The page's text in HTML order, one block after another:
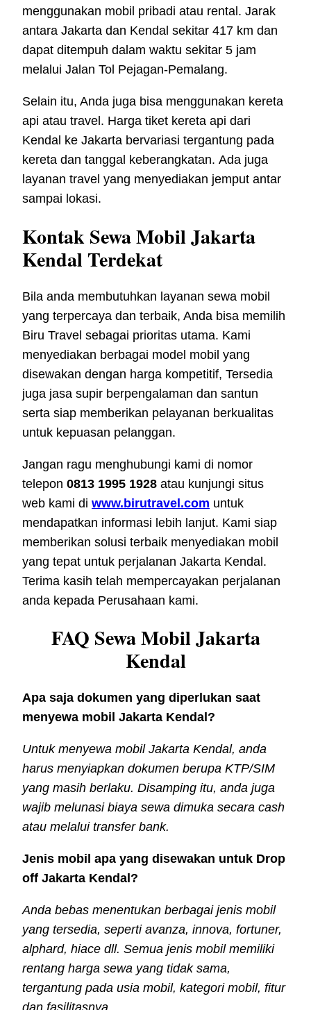
menggunakan mobil pribadi atau rental. Jarak
antara Jakarta dan Kendal sekitar 417 km dan
dapat ditempuh dalam waktu sekitar 5 jam
melalui Jalan Tol Pejagan-Pemalang.
Selain itu, Anda juga bisa menggunakan kereta
api atau travel. Harga tiket kereta api dari
Kendal ke Jakarta bervariasi tergantung pada
kereta dan tanggal keberangkatan. Ada juga
layanan travel yang menyediakan jemput antar
sampai lokasi.
Kontak Sewa Mobil Jakarta
Kendal Terdekat
Bila anda membutuhkan layanan sewa mobil
yang terpercaya dan terbaik, Anda bisa memilih
Biru Travel sebagai prioritas utama. Kami
menyediakan berbagai model mobil yang
disewakan dengan harga kompetitif, Tersedia
juga jasa supir berpengalaman dan santun
serta siap memberikan pelayanan berkualitas
untuk kepuasan pelanggan.
Jangan ragu menghubungi kami di nomor
telepon 0813 1995 1928 atau kunjungi situs
web kami di www.birutravel.com untuk
mendapatkan informasi lebih lanjut. Kami siap
memberikan solusi terbaik menyediakan mobil
yang tepat untuk perjalanan Jakarta Kendal.
Terima kasih telah mempercayakan perjalanan
anda kepada Perusahaan kami.
FAQ Sewa Mobil Jakarta
Kendal
Apa saja dokumen yang diperlukan saat
menyewa mobil Jakarta Kendal?
Untuk menyewa mobil Jakarta Kendal, anda
harus menyiapkan dokumen berupa KTP/SIM
yang masih berlaku. Disamping itu, anda juga
wajib melunasi biaya sewa dimuka secara cash
atau melalui transfer bank.
Jenis mobil apa yang disewakan untuk Drop
off Jakarta Kendal?
Anda bebas menentukan berbagai jenis mobil
yang tersedia, seperti avanza, innova, fortuner,
alphard, hiace dll. Semua jenis mobil memiliki
rentang harga sewa yang tidak sama,
tergantung pada usia mobil, kategori mobil, fitur